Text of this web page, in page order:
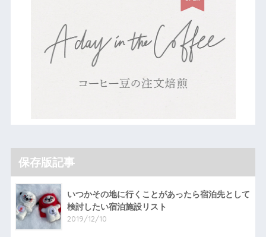
保存版記事
いつかその地に行くことがあったら宿泊先として
検討したい宿泊施設リスト
2019/12/10